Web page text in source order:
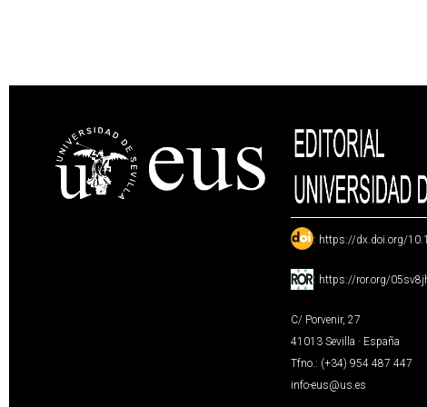
: https://dx.doi.org/
: https://ror.org/
C/ Porvenir, 27
41013 Sevilla · España
Tfno.: (+34) 954 487 447
info-eus@us.es